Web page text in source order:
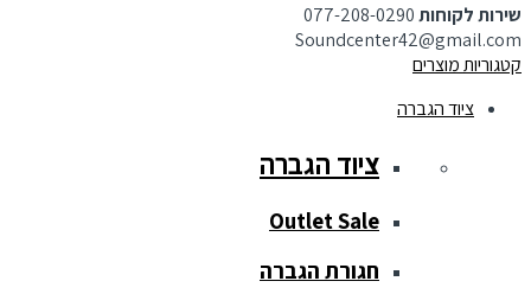
שירות לקוחות077-208-0290
Soundcenter42@gmail.com
קטגוריות מוצרים
ציוד הגברה
ציוד הגברה
Outlet Sale
חגורת הגברה